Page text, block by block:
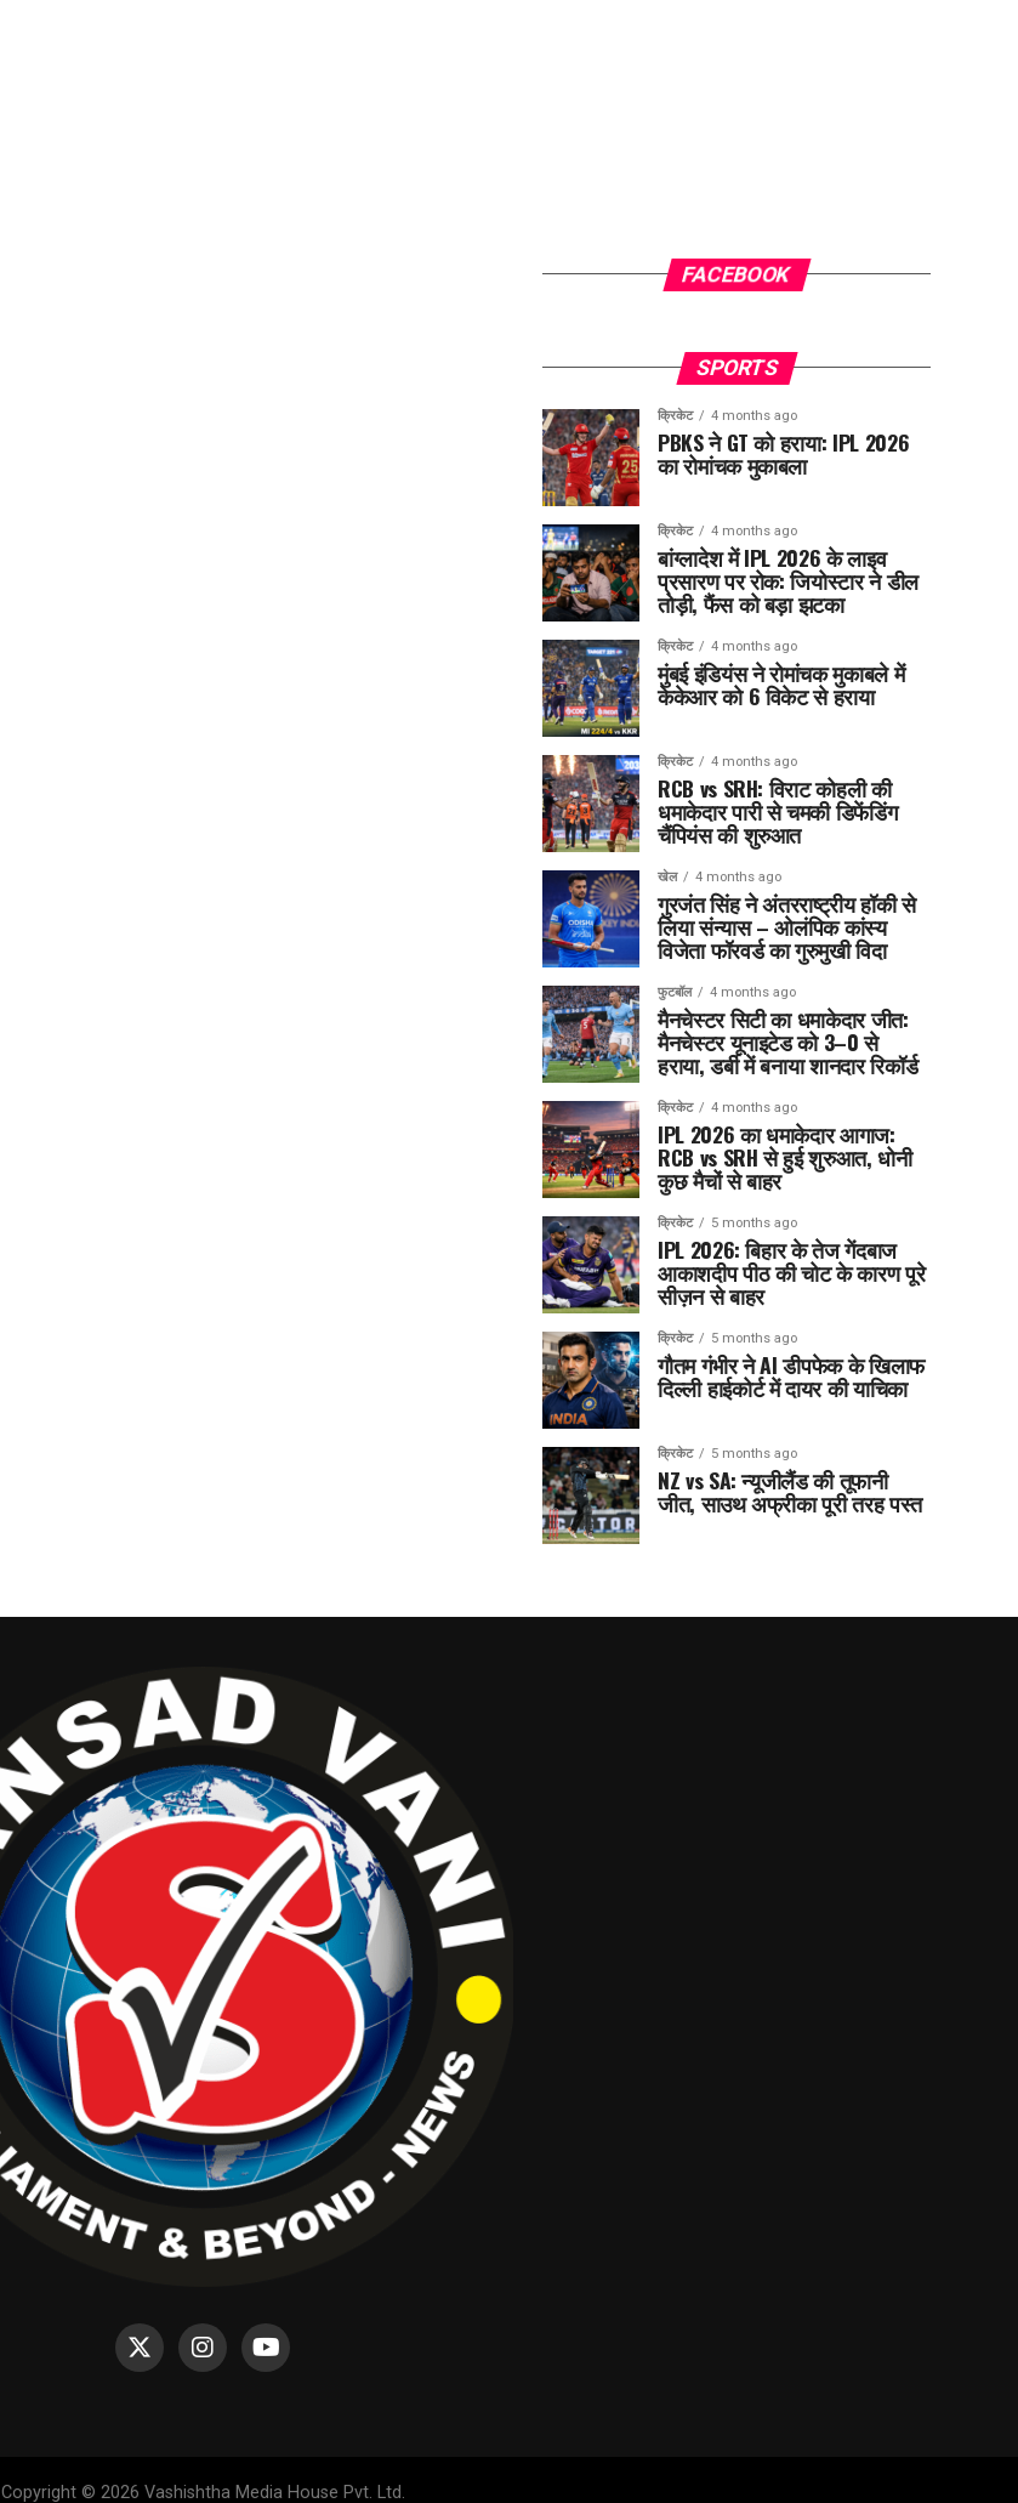
FACEBOOK
SPORTS
क्रिकेट 4 months ago
PBKS ने GT को हराया: IPL 2026
का रोमांचक मुकाबला
क्रिकेट 4 months ago
बांग्लादेश में IPL 2026 के लाइव
प्रसारण पर रोक: जियोस्टार ने डील
तोड़ी, फैंस को बड़ा झटका
क्रिकेट 4 months ago
मुंबई इंडियंस ने रोमांचक मुकाबले में
केकेआर को 6 विकेट से हराया
क्रिकेट 4 months ago
RCB vs SRH: विराट कोहली की
धमाकेदार पारी से चमकी डिफेंडिंग
चैंपियंस की शुरुआत
खेल 4 months ago
गुरजंत सिंह ने अंतरराष्ट्रीय हॉकी से
लिया संन्यास – ओलंपिक कांस्य
विजेता फॉरवर्ड का गुरुमुखी विदा
फुटबॉल 4 months ago
मैनचेस्टर सिटी का धमाकेदार जीत:
मैनचेस्टर यूनाइटेड को 3–0 से
हराया, डर्बी में बनाया शानदार रिकॉर्ड
क्रिकेट 4 months ago
IPL 2026 का धमाकेदार आगाज:
RCB vs SRH से हुई शुरुआत, धोनी
कुछ मैचों से बाहर
क्रिकेट 5 months ago
IPL 2026: बिहार के तेज गेंदबाज
आकाशदीप पीठ की चोट के कारण पूरे
सीज़न से बाहर
क्रिकेट 5 months ago
गौतम गंभीर ने AI डीपफेक के खिलाफ
दिल्ली हाईकोर्ट में दायर की याचिका
क्रिकेट 5 months ago
NZ vs SA: न्यूजीलैंड की तूफानी
जीत, साउथ अफ्रीका पूरी तरह पस्त
Copyright © 2026 Vashishtha Media House Pvt. Ltd.